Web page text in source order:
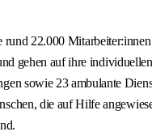
22.000
gehen auf ihre
sowie 23 ambulante
die auf Hilfe